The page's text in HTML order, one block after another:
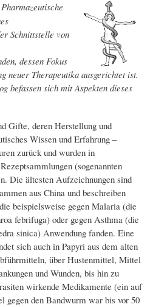
Schnittstelle von
dessen Fokus
neuer Therapeutika ausgerichtet ist.
befassen sich mit Aspekten dieses
Gifte, deren Herstellung und
Wissen und Erfahrung –
zurück und wurden in
(sogenannten
Die ältesten Aufzeichnungen sind
aus China und beschreiben
beispielsweise gegen Malaria (die
febrifuga) oder gegen Asthma (die
sinica) Anwendung fanden. Eine
sich auch in Papyri aus dem alten
über Hustenmittel, Mittel
und Wunden, bis hin zu
wirkende Medikamente (ein auf
gegen den Bandwurm war bis vor 50